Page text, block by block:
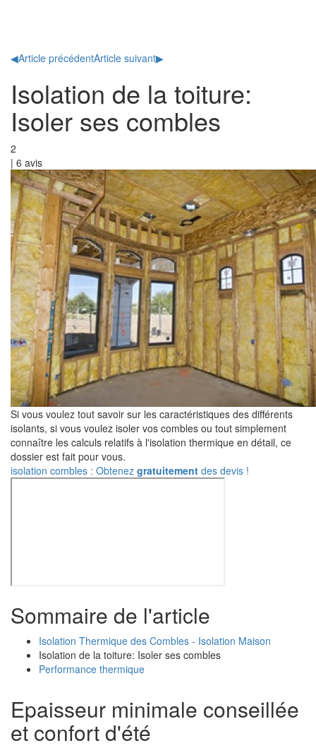
◀Article précédentArticle suivant▶
Isolation de la toiture:
Isoler ses combles
2
| 6 avis
Si vous voulez tout savoir sur les caractéristiques des différents
isolants, si vous voulez isoler vos combles ou tout simplement
connaître les calculs relatifs à l'isolation thermique en détail, ce
dossier est fait pour vous.
isolation combles : Obtenez gratuitement des devis !
Sommaire de l'article
Isolation Thermique des Combles - Isolation Maison
Isolation de la toiture: Isoler ses combles
Performance thermique
Epaisseur minimale conseillée
et confort d'été